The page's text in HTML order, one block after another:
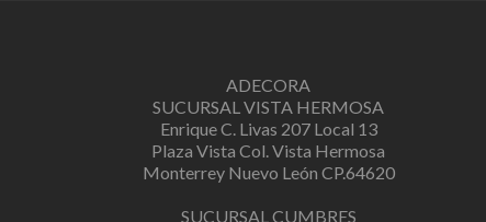
ADECORA
SUCURSAL VISTA HERMOSA
Enrique C. Livas 207 Local 13
Plaza Vista Col. Vista Hermosa
Monterrey Nuevo León CP.64620
SUCURSAL CUMBRES